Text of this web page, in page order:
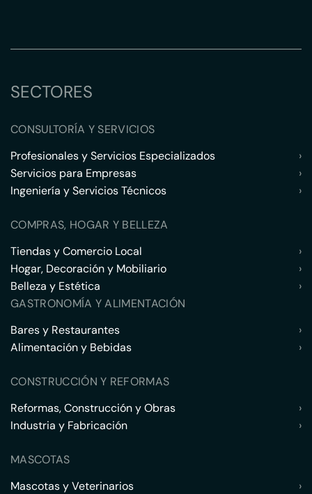
SECTORES
CONSULTORÍA Y SERVICIOS
Profesionales y Servicios Especializados
›
Servicios para Empresas
›
Ingeniería y Servicios Técnicos
›
COMPRAS, HOGAR Y BELLEZA
Tiendas y Comercio Local
›
Hogar, Decoración y Mobiliario
›
Belleza y Estética
›
GASTRONOMÍA Y ALIMENTACIÓN
Bares y Restaurantes
›
Alimentación y Bebidas
›
CONSTRUCCIÓN Y REFORMAS
Reformas, Construcción y Obras
›
Industria y Fabricación
›
MASCOTAS
Mascotas y Veterinarios
›